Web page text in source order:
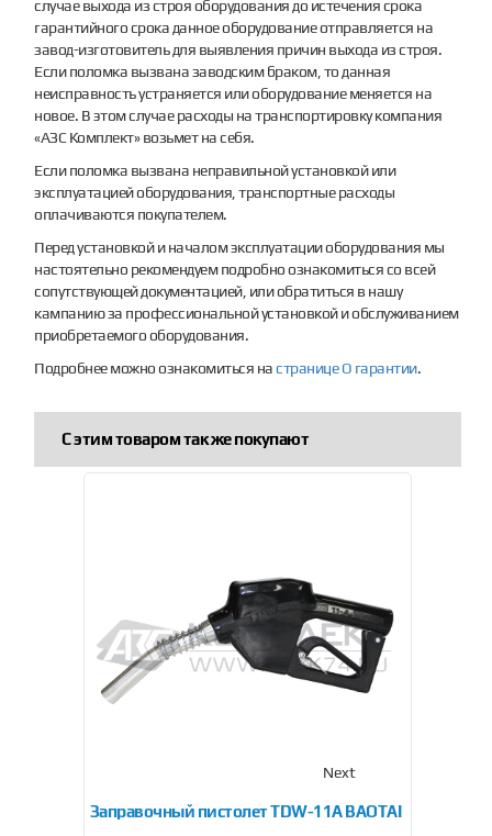
случае выхода из строя оборудования до истечения срока
гарантийного срока данное оборудование отправляется на
завод-изготовитель для выявления причин выхода из строя.
Если поломка вызвана заводским браком, то данная
неисправность устраняется или оборудование меняется на
новое. В этом случае расходы на транспортировку компания
«АЗС Комплект» возьмет на себя.
Если поломка вызвана неправильной установкой или
эксплуатацией оборудования, транспортные расходы
оплачиваются покупателем.
Перед установкой и началом эксплуатации оборудования мы
настоятельно рекомендуем подробно ознакомиться со всей
сопутствующей документацией, или обратиться в нашу
кампанию за профессиональной установкой и обслуживанием
приобретаемого оборудования.
Подробнее можно ознакомиться настранице О гарантии.
С этим товаром так же покупают
Заправочный пистолет TDW-11А BAOTAI
Next